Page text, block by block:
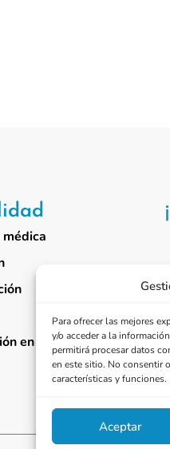
Para ofrecer las mejores
y/o acceder a la
permitirá procesar datos
en este sitio. No consentir
características y funciones.
Aceptar
en medios